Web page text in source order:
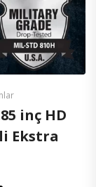
inç HD
Ekstra